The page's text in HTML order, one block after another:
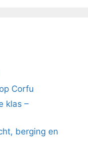
Corfu
klas –
berging en